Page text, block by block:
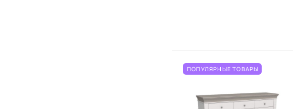
ПОПУЛЯРНЫЕ ТОВАРЫ